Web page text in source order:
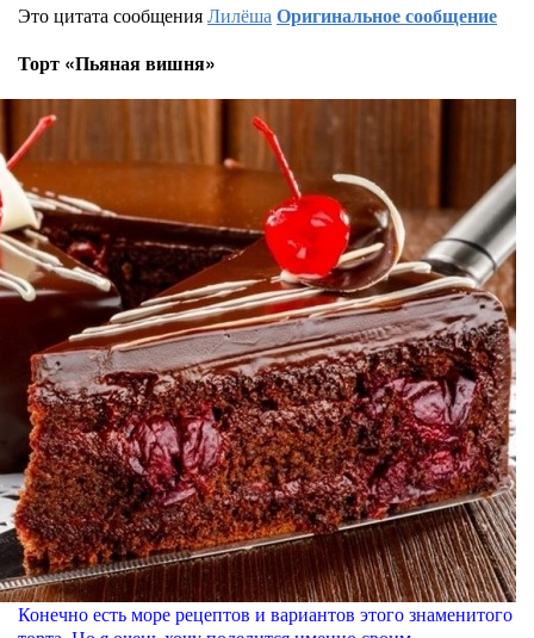
Это цитата сообщенияЛилёшаОригинальное сообщение
​Торт «Пьяная вишня»
Конечно есть море рецептов и вариантов этого знаменитого